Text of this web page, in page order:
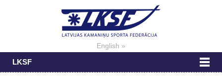
English »
LKSF